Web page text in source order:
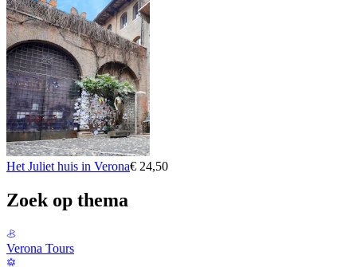
Het Juliet huis in Verona€ 24,50
Zoek op thema
Verona Tours